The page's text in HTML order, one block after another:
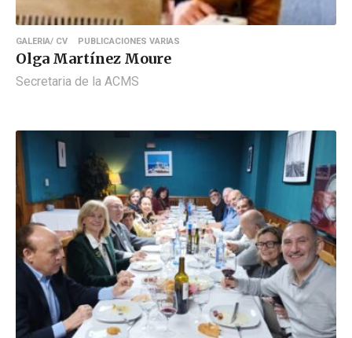
GALERIA/ CV PUBLICACIONES VARIAS
Olga Martínez Moure
Secretaria de la ACMS